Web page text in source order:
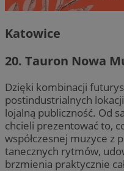
Katowice
20. Tauron Nowa
Dzięki kombinacji
postindustrialnych
lojalną publiczność. Od
chcieli prezentować to,
współczesnej muzyce z
tanecznych rytmów,
brzmienia praktycznie